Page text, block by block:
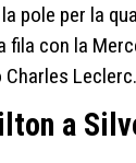
pole per la
fila con la
Leclerc.
a